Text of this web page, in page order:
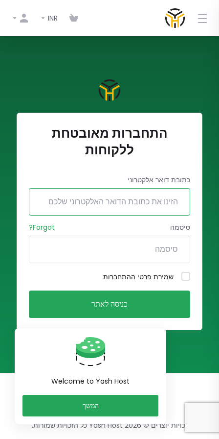
INR
התחברות מאובטחת
ללקוחות
כתובת דואר אלקטרוני
סיסמה Forgot?
שמירת פרטי ההתחברות
כניסה לאתר
זכויות יוצרים © 2026 Yash Host כל הזכויות שמורות.
Welcome to Yash Host
המשך